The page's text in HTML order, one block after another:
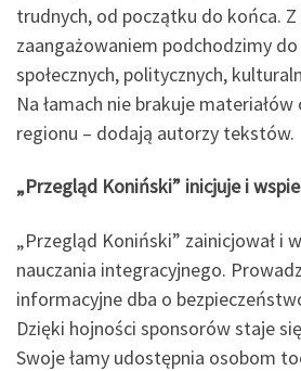
trudnych, od początku do końca.
zaangażowaniem podchodzimy
społecznych, politycznych,
Na łamach nie brakuje
regionu – dodają autorzy tekstów.
„Przegląd Koniński” inicjuje i
„Przegląd Koniński” zainicjował i
nauczania integracyjnego.
informacyjne dba o
Dzięki hojności sponsorów staje
Swoje łamy udostępnia osobom